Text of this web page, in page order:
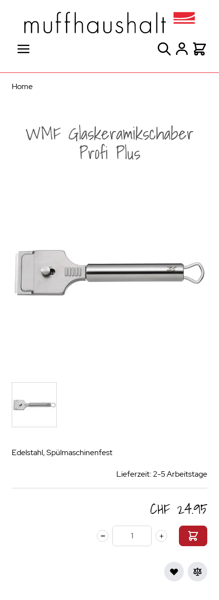
Suche
Home
WMF Glaskeramikschaber
Profi Plus
Edelstahl, Spülmaschinenfest
Lieferzeit: 2-5 Arbeitstage
CHF 24.95
Menge